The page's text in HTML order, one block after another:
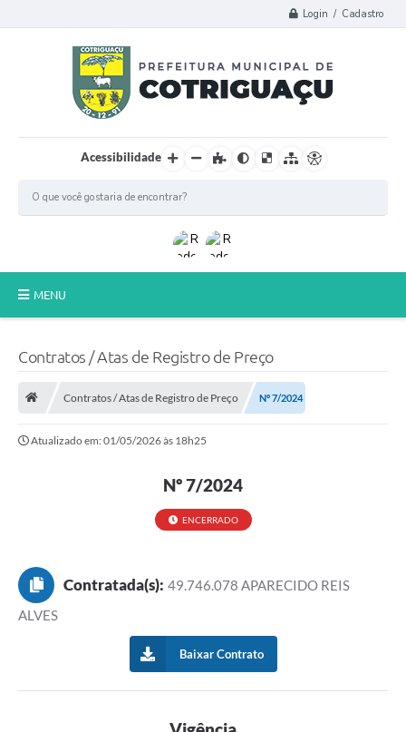
Login / Cadastro
Acessibilidade
MENU
A Prefeitura
Município
Imprensa
Galeria de Fotos
Ouvidoria
Contratos / Atas de Registro de Preço
Contratos / Atas de Registro de Preço Nº 7/2024
Atualizado em: 01/05/2026 às 18h25
Nº 7/2024
ENCERRADO
Contratada(s): 49.746.078 APARECIDO REIS
ALVES
Baixar Contrato